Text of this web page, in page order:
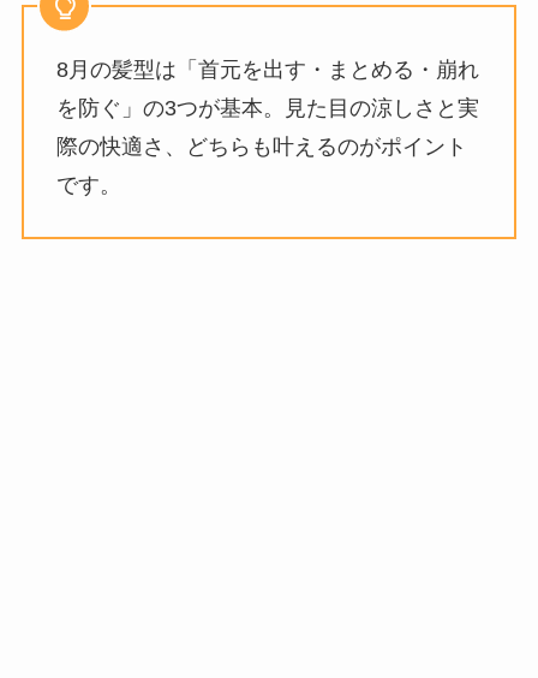
8月の髪型は「首元を出す・まとめる・崩れ
を防ぐ」の3つが基本。見た目の涼しさと実
際の快適さ、どちらも叶えるのがポイント
です。